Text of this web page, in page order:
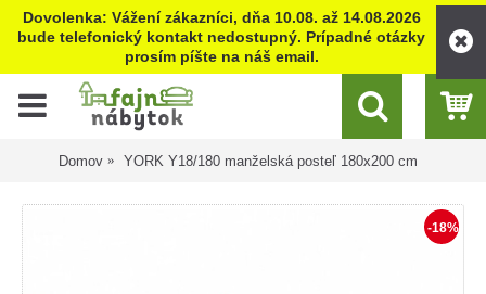
Dovolenka: Vážení zákazníci, dňa 10.08. až 14.08.2026
bude telefonický kontakt nedostupný. Prípadné otázky
prosím píšte na náš email.
Domov YORK Y18/180 manželská posteľ 180x200 cm
-18%